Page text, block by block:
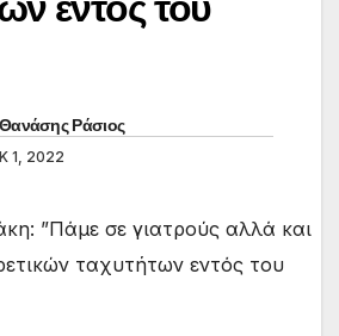
Θανάσης Ράσιος
1, 2022